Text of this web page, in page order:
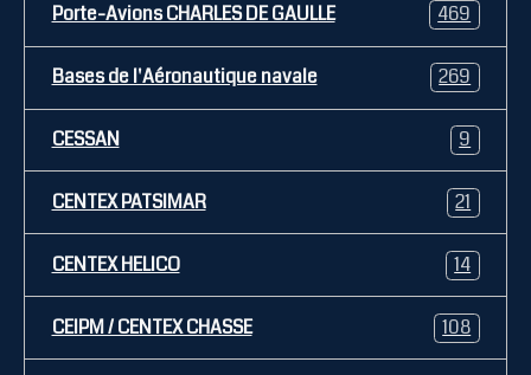
Porte-Avions CHARLES DE GAULLE 469
Bases de l'Aéronautique navale 269
CESSAN 9
CENTEX PATSIMAR 21
CENTEX HELICO 14
CEIPM / CENTEX CHASSE 108